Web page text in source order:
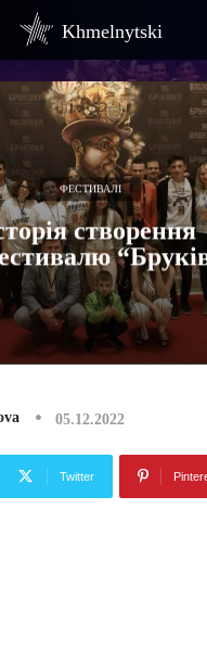
Khmelnytski
ФЕСТИВАЛІ
створення
05.12.2022
Twitter